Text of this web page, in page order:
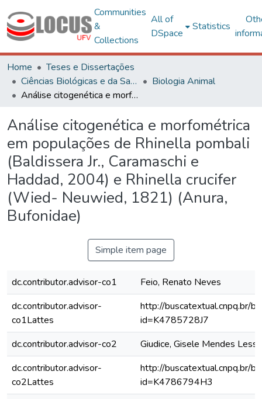
Communities
&
Collections
All of
DSpace
Statistics
Home
Teses e Dissertações
Ciências Biológicas e da Saúde
Biologia Animal
Análise citogenética e morfométrica em populações de Rhinella pombali (Baldissera Jr., Caramaschi e Haddad, 2004) e Rhinella crucifer (Wied- Neuwied, 1821) (Anura, Bufonidae)
Análise citogenética e morfométrica
em populações de Rhinella pombali
(Baldissera Jr., Caramaschi e
Haddad, 2004) e Rhinella crucifer
(Wied- Neuwied, 1821) (Anura,
Bufonidae)
Simple item page
dc.contributor.advisor-co1
Feio, Renato Neves
dc.contributor.advisor-
co1Lattes
http://buscatextual.cnpq.br/
id=K4785728J7
dc.contributor.advisor-co2
Giudice, Gisele Mendes
dc.contributor.advisor-
co2Lattes
http://buscatextual.cnpq.br/
id=K4786794H3